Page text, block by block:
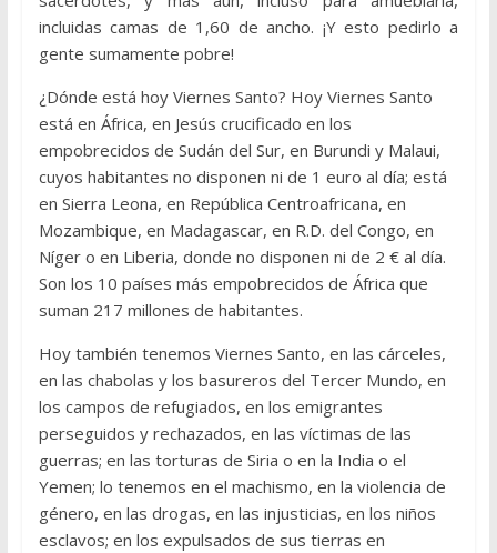
incluidas camas de 1,60 de ancho. ¡Y esto pedirlo a
gente sumamente pobre!
¿Dónde está hoy Viernes Santo? Hoy Viernes Santo
está en África, en Jesús crucificado en los
empobrecidos de Sudán del Sur, en Burundi y Malaui,
cuyos habitantes no disponen ni de 1 euro al día; está
en Sierra Leona, en República Centroafricana, en
Mozambique, en Madagascar, en R.D. del Congo, en
Níger o en Liberia, donde no disponen ni de 2 € al día.
Son los 10 países más empobrecidos de África que
suman 217 millones de habitantes.
Hoy también tenemos Viernes Santo, en las cárceles,
en las chabolas y los basureros del Tercer Mundo, en
los campos de refugiados, en los emigrantes
perseguidos y rechazados, en las víctimas de las
guerras; en las torturas de Siria o en la India o el
Yemen; lo tenemos en el machismo, en la violencia de
género, en las drogas, en las injusticias, en los niños
esclavos; en los expulsados de sus tierras en